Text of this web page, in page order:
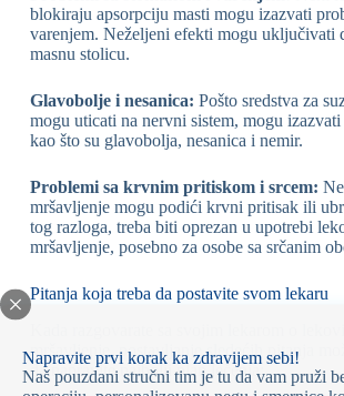
Napravite prvi korak ka zdravijem sebi!
Naš pouzdani stručni tim je tu da vam pruži
blokiraju apsorpciju masti mogu izazvati
varenjem. Neželjeni efekti mogu uključivati
masnu stolicu.
Glavobolje i nesanica: Pošto sredstva za
mogu uticati na nervni sistem, mogu izazvati
kao što su glavobolja, nesanica i nemir.
Problemi sa krvnim pritiskom i srcem:
mršavljenje mogu podići krvni pritisak ili
tog razloga, treba biti oprezan u upotrebi
mršavljenje, posebno za osobe sa srčanim
Pitanja koja treba da postavite svom lekaru
mršavljenje, postavljanje sledećih pitanja
da napravite najbolji plan lečenja: